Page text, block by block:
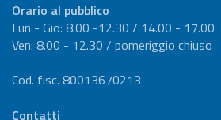
Orario al pubblico
Lun - Gio: 8.00 -12.30 / 14.00 - 17.00
Ven: 8.00 - 12.30 / pomeriggio chiuso
Cod. fisc. 80013670213
Contatti